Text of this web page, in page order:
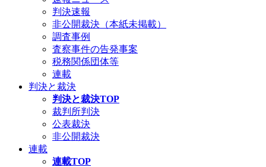
判決速報
非公開裁決（本紙未掲載）
調査事例
査察事件の告発事案
税務関係団体等
連載
判決と裁決
判決と裁決TOP
裁判所判決
公表裁決
非公開裁決
連載
連載TOP